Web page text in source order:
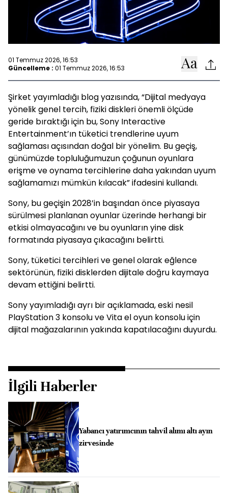
01 Temmuz 2026, 16:53
Güncelleme : 01 Temmuz 2026, 16:53
Şirket yayımladığı blog yazısında, “Dijital medyaya
yönelik genel tercih, fiziki diskleri önemli ölçüde
geride bıraktığı için bu, Sony Interactive
Entertainment’ın tüketici trendlerine uyum
sağlaması açısından doğal bir yönelim. Bu geçiş,
günümüzde topluluğumuzun çoğunun oyunlara
erişme ve oynama tercihlerine daha yakından uyum
sağlamamızı mümkün kılacak” ifadesini kullandı.
Sony, bu geçişin 2028’in başından önce piyasaya
sürülmesi planlanan oyunlar üzerinde herhangi bir
etkisi olmayacağını ve bu oyunların yine disk
formatında piyasaya çıkacağını belirtti.
Sony, tüketici tercihleri ve genel olarak eğlence
sektörünün, fiziki disklerden dijitale doğru kaymaya
devam ettiğini belirtti.
Sony yayımladığı ayrı bir açıklamada, eski nesil
PlayStation 3 konsolu ve Vita el oyun konsolu için
dijital mağazalarının yakında kapatılacağını duyurdu.
İlgili Haberler
Yabancı yatırımcının tahvil alımı altı ayın
zirvesinde